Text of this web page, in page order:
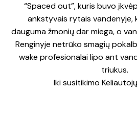
“Spaced out”, kuris buvo
ankstyvais rytais vandenyje,
dauguma žmonių dar miega, o
Renginyje netrūko smagių
wake profesionalai lipo ant
triukus.
Iki susitikimo